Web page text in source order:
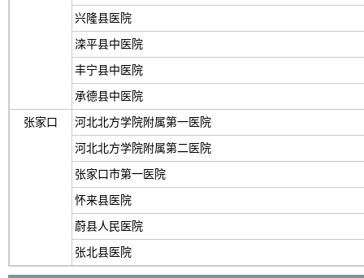
兴隆县医院
滦平县中医院
丰宁县中医院
承德县中医院
张家口
河北北方学院附属第一医院
河北北方学院附属第二医院
张家口市第一医院
怀来县医院
蔚县人民医院
张北县医院